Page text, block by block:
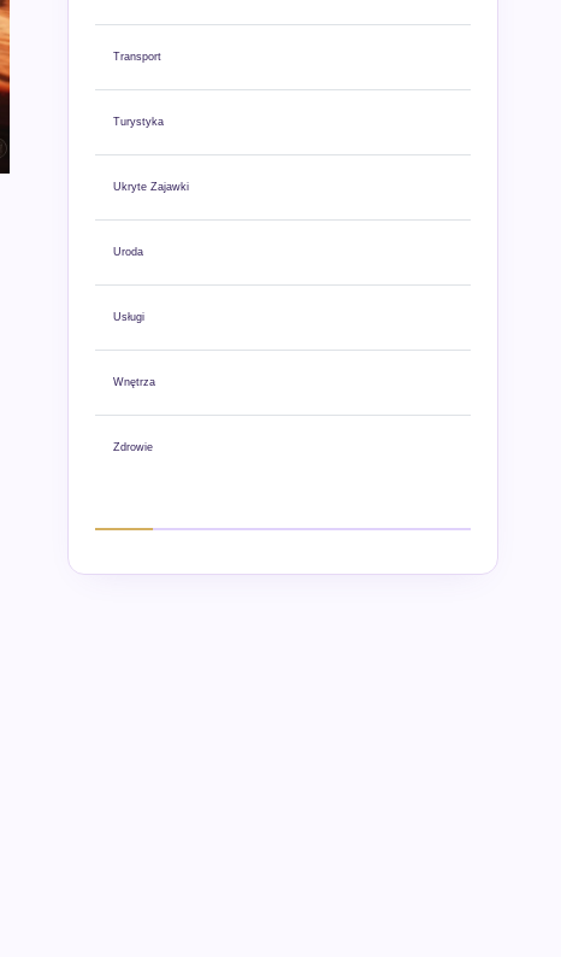
Transport
Turystyka
Ukryte Zajawki
Uroda
Usługi
Wnętrza
Zdrowie